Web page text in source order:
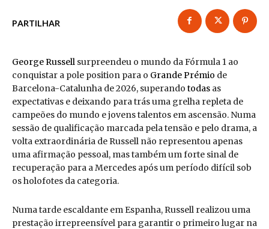
PARTILHAR
George Russell surpreendeu o mundo da Fórmula 1 ao
conquistar a pole position para o Grande Prémio de
Barcelona-Catalunha de 2026, superando todas as
expectativas e deixando para trás uma grelha repleta de
campeões do mundo e jovens talentos em ascensão. Numa
sessão de qualificação marcada pela tensão e pelo drama, a
volta extraordinária de Russell não representou apenas
uma afirmação pessoal, mas também um forte sinal de
recuperação para a Mercedes após um período difícil sob
os holofotes da categoria.
Numa tarde escaldante em Espanha, Russell realizou uma
prestação irrepreensível para garantir o primeiro lugar na